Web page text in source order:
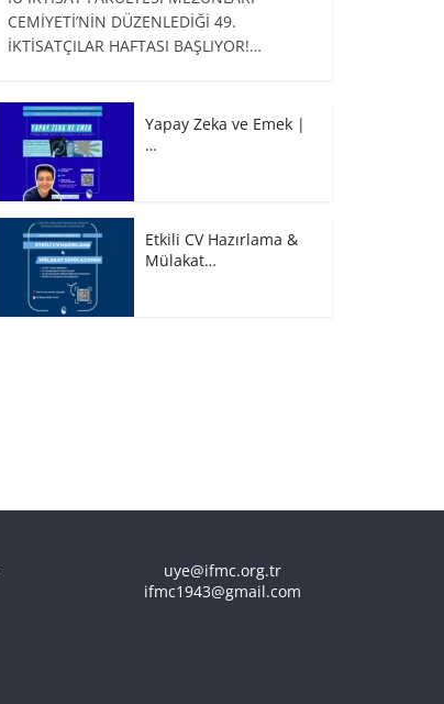
CEMİYETİ’NİN DÜZENLEDİĞİ 49.
İKTİSATÇILAR HAFTASI BAŞLIYOR!…
Yapay Zeka ve Emek |
…
Etkili CV Hazırlama &
Mülakat…
uye@ifmc.org.tr
ifmc1943@gmail.com